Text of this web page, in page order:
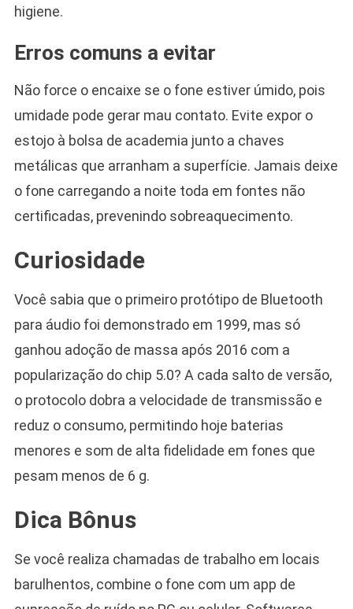
higiene.
Erros comuns a evitar
Não force o encaixe se o fone estiver úmido, pois
umidade pode gerar mau contato. Evite expor o
estojo à bolsa de academia junto a chaves
metálicas que arranham a superfície. Jamais deixe
o fone carregando a noite toda em fontes não
certificadas, prevenindo sobreaquecimento.
Curiosidade
Você sabia que o primeiro protótipo de Bluetooth
para áudio foi demonstrado em 1999, mas só
ganhou adoção de massa após 2016 com a
popularização do chip 5.0? A cada salto de versão,
o protocolo dobra a velocidade de transmissão e
reduz o consumo, permitindo hoje baterias
menores e som de alta fidelidade em fones que
pesam menos de 6 g.
Dica Bônus
Se você realiza chamadas de trabalho em locais
barulhentos, combine o fone com um app de